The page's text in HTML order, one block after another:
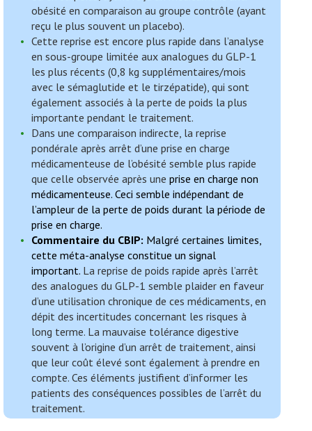
obésité en comparaison au groupe contrôle (ayant
reçu le plus souvent un placebo).
Cette reprise est encore plus rapide dans l’analyse
en sous-groupe limitée aux analogues du GLP-1
les plus récents (0,8 kg supplémentaires/mois
avec le sémaglutide et le tirzépatide), qui sont
également associés à la perte de poids la plus
importante pendant le traitement.
Dans une comparaison indirecte, la reprise
pondérale après arrêt d’une prise en charge
médicamenteuse de l’obésité semble plus rapide
que celle observée après une prise en charge non
médicamenteuse. Ceci semble indépendant de
l’ampleur de la perte de poids durant la période de
prise en charge.
Commentaire du CBIP: Malgré certaines limites,
cette méta-analyse constitue un signal
important. La reprise de poids rapide après l’arrêt
des analogues du GLP-1 semble plaider en faveur
d’une utilisation chronique de ces médicaments, en
dépit des incertitudes concernant les risques à
long terme. La mauvaise tolérance digestive
souvent à l’origine d’un arrêt de traitement, ainsi
que leur coût élevé sont également à prendre en
compte. Ces éléments justifient d’informer les
patients des conséquences possibles de l’arrêt du
traitement.